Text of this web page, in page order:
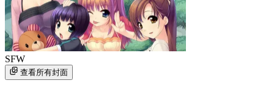
SFW
查看所有封面